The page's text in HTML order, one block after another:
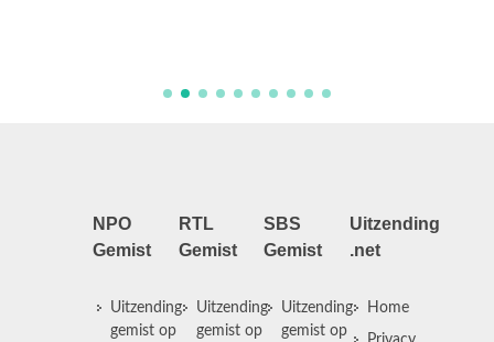
NPO
Gemist
Uitzending
gemist op
RTL
Gemist
Uitzending
gemist op
SBS
Gemist
Uitzending
gemist op
Uitzending
.net
Home